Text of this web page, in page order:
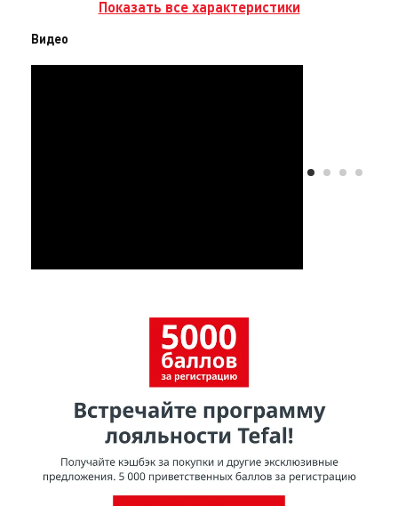
Показать все характеристики
Видео